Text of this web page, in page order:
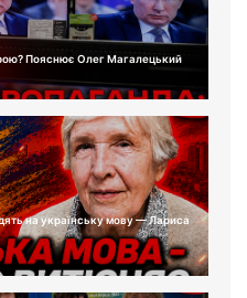
Пояснює Олег Магалецький
на українську мову — Лариса